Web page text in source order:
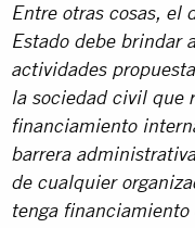
Entre otras cosas, el
Estado debe brindar
actividades
la sociedad civil que
financiamiento
barrera
de cualquier
tenga